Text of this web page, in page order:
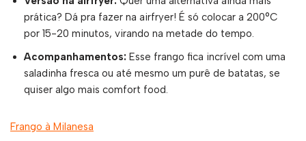
prática? Dá pra fazer na airfryer! É só colocar a 200°C
por 15-20 minutos, virando na metade do tempo.
Acompanhamentos: Esse frango fica incrível com uma
saladinha fresca ou até mesmo um purê de batatas, se
quiser algo mais comfort food.
Frango à Milanesa